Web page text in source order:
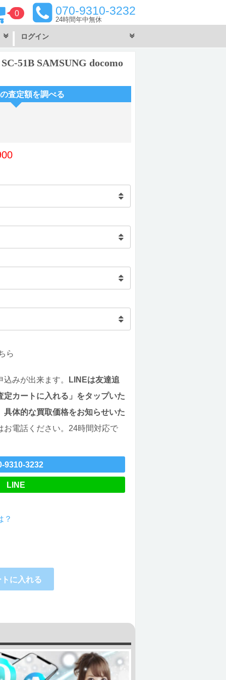
070-9310-3232
24時間年中無休
0
ログイン
51B SAMSUNG docomo
査定額を調べる
ら
みが出来ます。
LINEは友達追
定カートに入れる」をタップいた
具体的な買取価格をお知らせいた
お電話ください。24時間対応で
9310-3232
LINE
？
に入れる